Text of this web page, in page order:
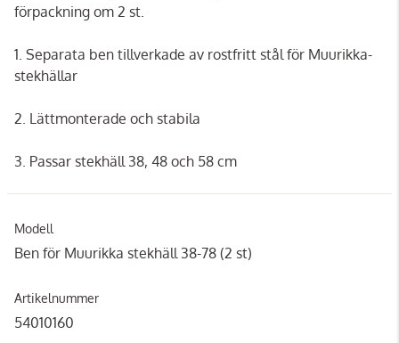
förpackning om 2 st.
1. Separata ben tillverkade av rostfritt stål för Muurikka-
stekhällar
2. Lättmonterade och stabila
3. Passar stekhäll 38, 48 och 58 cm
Modell
Ben för Muurikka stekhäll 38-78 (2 st)
Artikelnummer
54010160